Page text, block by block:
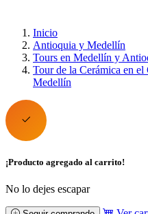
Inicio
Antioquia y Medellín
Tours en Medellín y
Tour de la Cerámica en
Medellín
¡Producto agregado al carrito!
No lo dejes escapar